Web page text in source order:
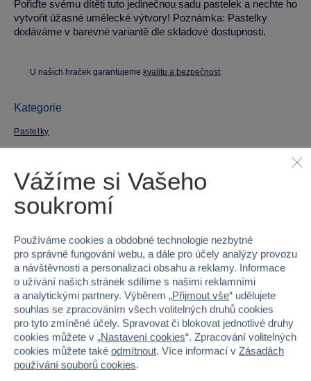
Pořiďte svému dítěti tuto jedinečnou sadu pastelek a nechte ho
vytvořit úžasné umělecké výtvory! Poznámka: Pastelky
dodáváme v barevné variantě dle skladové dostupnosti.
U našich hraček garantujeme kvalitu a bezpečnost.
Kategorie
Pastelky
EAN
Kód produktu 25WY-24CP
Věk od 3
Pohlaví HOLKA, KLUK
Šířka 17.8
Výška
Vážíme si Vašeho
soukromí
Používáme cookies a obdobné technologie nezbytné
pro správné fungování webu, a dále pro účely analýzy provozu
a návštěvnosti a personalizaci obsahu a reklamy. Informace
o užívání našich stránek sdílíme s našimi reklamními
a analytickými partnery. Výběrem „Přijmout vše“ udělujete
souhlas se zpracováním všech volitelných druhů cookies
pro tyto zmíněné účely. Spravovat či blokovat jednotlivé druhy
cookies můžete v „Nastavení cookies“. Zpracování volitelných
cookies můžete také odmítnout. Více informací v Zásadách
používání souborů cookies.